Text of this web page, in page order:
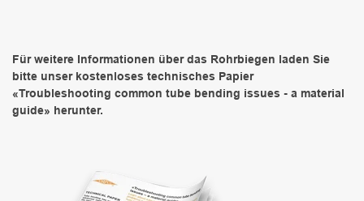
Für weitere Informationen über das Rohrbiegen laden Sie
bitte unser kostenloses technisches Papier
«Troubleshooting common tube bending issues - a material
guide» herunter.